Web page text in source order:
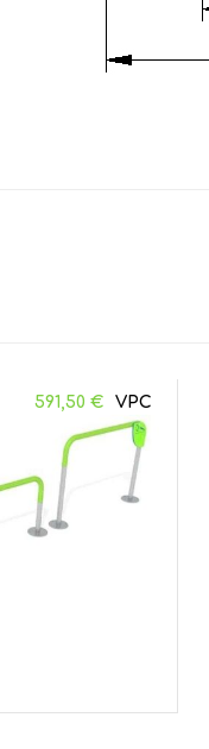
591,50€